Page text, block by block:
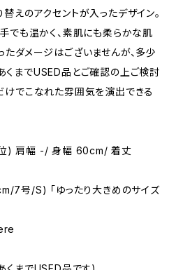
えのアクセントが入ったデザイン。
でも温かく、素肌にも柔らかな肌
たダメージはございませんが、多少
くまでUSED品とご確認の上ご検討
けでこなれた雰囲気を演出できる
) 肩幅 -/ 身幅 60cm/ 着丈
号/S) 「ゆったり大きめのサイズ